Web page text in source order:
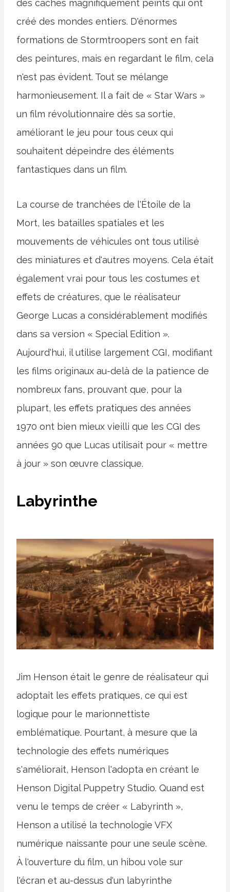
des caches magnifiquement peints qui ont
créé des mondes entiers. D'énormes
formations de Stormtroopers sont en fait
des peintures, mais en regardant le film, cela
n'est pas évident. Tout se mélange
harmonieusement. Il a fait de « Star Wars »
un film révolutionnaire dès sa sortie,
améliorant le jeu pour tous ceux qui
souhaitent dépeindre des éléments
fantastiques dans un film.
La course de tranchées de l'Étoile de la
Mort, les batailles spatiales et les
mouvements de véhicules ont tous utilisé
des miniatures et d'autres moyens. Cela était
également vrai pour tous les costumes et
effets de créatures, que le réalisateur
George Lucas a considérablement modifiés
dans sa version « Special Edition ».
Aujourd'hui, il utilise largement CGI, modifiant
les films originaux au-delà de la patience de
nombreux fans, prouvant que, pour la
plupart, les effets pratiques des années
1970 ont bien mieux vieilli que les CGI des
années 90 que Lucas utilisait pour « mettre
à jour » son œuvre classique.
Labyrinthe
Jim Henson était le genre de réalisateur qui
adoptait les effets pratiques, ce qui est
logique pour le marionnettiste
emblématique. Pourtant, à mesure que la
technologie des effets numériques
s'améliorait, Henson l'adopta en créant le
Henson Digital Puppetry Studio. Quand est
venu le temps de créer « Labyrinth »,
Henson a utilisé la technologie VFX
numérique naissante pour une seule scène.
À l'ouverture du film, un hibou vole sur
l'écran et au-dessus d'un labyrinthe